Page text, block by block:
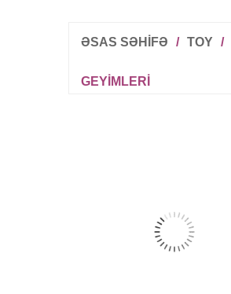
ƏSAS SƏHİFƏ / TOY /
GEYIMLERI